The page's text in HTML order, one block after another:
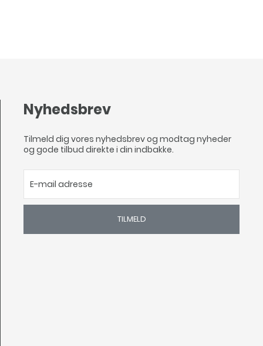
Nyhedsbrev
Tilmeld dig vores nyhedsbrev og modtag nyheder
og gode tilbud direkte i din indbakke.
TILMELD